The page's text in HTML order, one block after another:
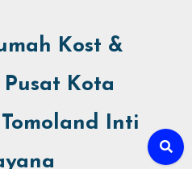
Kost &
Kota
Inti